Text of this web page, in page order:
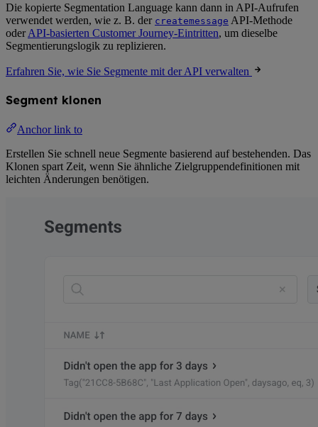
Die kopierte Segmentation Language kann dann in API-Aufrufen
verwendet werden, wie z. B. der createmessage API-Methode
oderAPI-basierten Customer Journey-Eintritten, um dieselbe
Segmentierungslogik zu replizieren.
Erfahren Sie, wie Sie Segmente mit der API verwalten
Segment klonen
Anchor link to
Erstellen Sie schnell neue Segmente basierend auf bestehenden. Das
Klonen spart Zeit, wenn Sie ähnliche Zielgruppendefinitionen mit
leichten Änderungen benötigen.